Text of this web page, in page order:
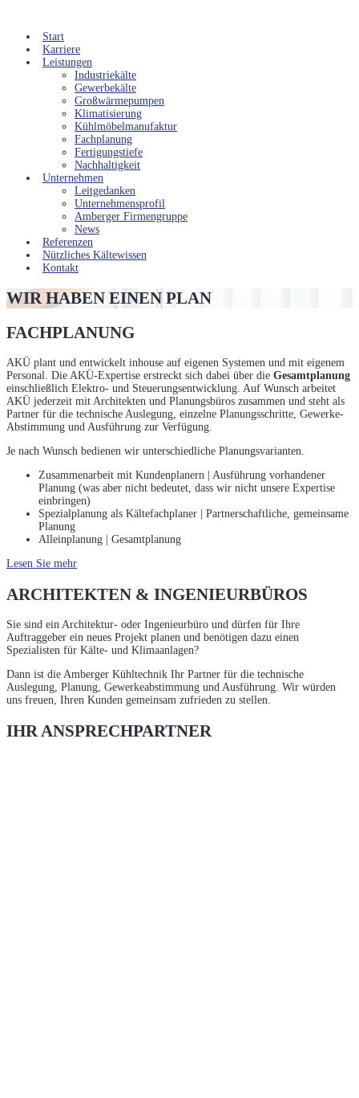
Start
Karriere
Leistungen
Industriekälte
Gewerbekälte
Großwärmepumpen
Klimatisierung
Kühlmöbelmanufaktur
Fachplanung
Fertigungstiefe
Nachhaltigkeit
Unternehmen
Leitgedanken
Unternehmensprofil
Amberger Firmengruppe
News
Referenzen
Nützliches Kältewissen
Kontakt
WIR HABEN EINEN PLAN
FACHPLANUNG
AKÜ plant und entwickelt inhouse auf eigenen Systemen und mit eigenem
Personal. Die AKÜ-Expertise erstreckt sich dabei über die Gesamtplanung
einschließlich Elektro- und Steuerungsentwicklung. Auf Wunsch arbeitet
AKÜ jederzeit mit Architekten und Planungsbüros zusammen und steht als
Partner für die technische Auslegung, einzelne Planungsschritte, Gewerke-
Abstimmung und Ausführung zur Verfügung.
Je nach Wunsch bedienen wir unterschiedliche Planungsvarianten.
Zusammenarbeit mit Kundenplanern | Ausführung vorhandener
Planung (was aber nicht bedeutet, dass wir nicht unsere Expertise
einbringen)
Spezialplanung als Kältefachplaner | Partnerschaftliche, gemeinsame
Planung
Alleinplanung | Gesamtplanung
Lesen Sie mehr
ARCHITEKTEN & INGENIEURBÜROS
Sie sind ein Architektur- oder Ingenieurbüro und dürfen für Ihre
Auftraggeber ein neues Projekt planen und benötigen dazu einen
Spezialisten für Kälte- und Klimaanlagen?
Dann ist die Amberger Kühltechnik Ihr Partner für die technische
Auslegung, Planung, Gewerkeabstimmung und Ausführung. Wir würden
uns freuen, Ihren Kunden gemeinsam zufrieden zu stellen.
IHR ANSPRECHPARTNER